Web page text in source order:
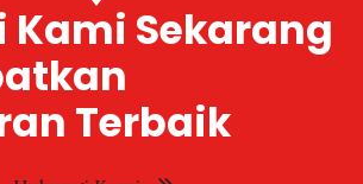
Kami Sekarang
Terbaik